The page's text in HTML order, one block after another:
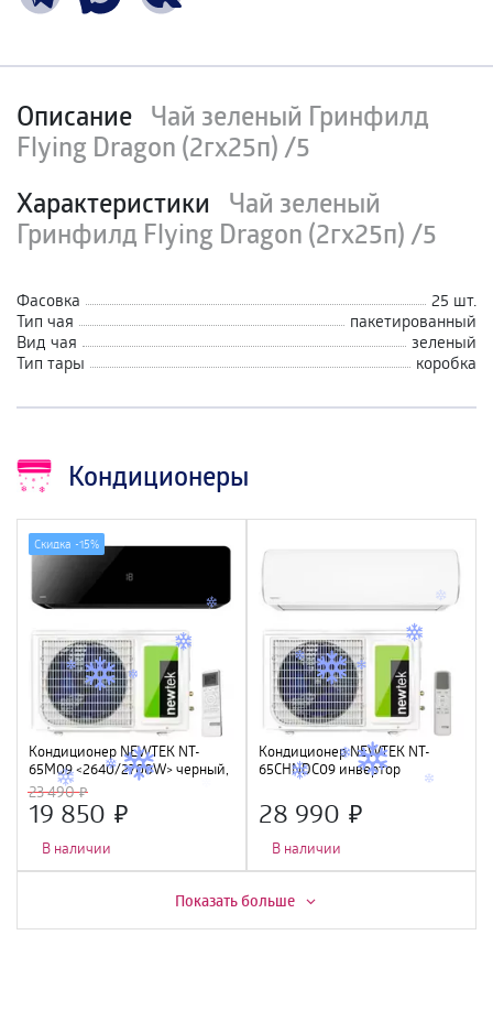
Описание Чай зеленый Гринфилд
Flying Dragon (2гх25п) /5
Характеристики
Чай зеленый
Гринфилд Flying Dragon (2гх25п) /5
Фасовка
25 шт.
Тип чая
пакетированный
Вид чая
зеленый
Тип тары
коробка
Кондиционеры
Кондиционер NEWTEK NT-
65M09 <2640/2700W> черный,
скрытый LED дисплей, Golden
Fin, компрессор GMCC
23 490
19 850
В наличии
Скидка -15%
Кондиционер NEWTEK NT-
65CHNDC09 инвертор
<2700/2800W> , Golden Fin,
GMCC
28 990
В наличии
Скидка - 16%
Показать больше